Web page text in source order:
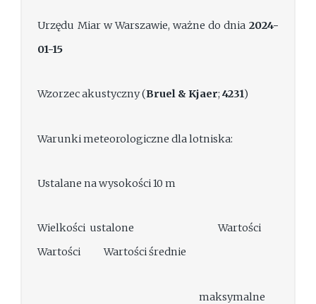
Urzędu Miar w Warszawie, ważne do dnia 2024-
01-15
Wzorzec akustyczny (Bruel & Kjaer;4231)
Warunki meteorologiczne dla lotniska:
Ustalane na wysokości 10 m
Wielkości ustalone Wartości
Wartości Wartości średnie
maksymalne